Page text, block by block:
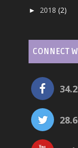
► 2018(2)
CONNECT